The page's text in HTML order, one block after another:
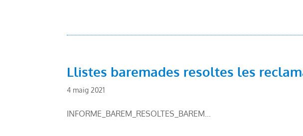
Llistes baremades resoltes les
4 maig 2021
INFORME_BAREM_RESOLTES_BAREM...